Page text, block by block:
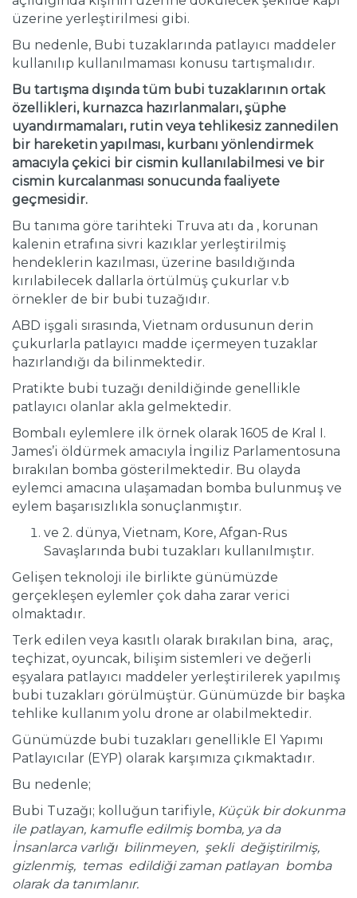
üzerine yerleştirilmesi gibi.
Bu nedenle, Bubi tuzaklarında patlayıcı maddeler
kullanılıp kullanılmaması konusu tartışmalıdır.
Bu tartışma dışında tüm bubi tuzaklarının ortak
özellikleri, kurnazca hazırlanmaları, şüphe
uyandırmamaları, rutin veya tehlikesiz zannedilen
bir hareketin yapılması, kurbanı yönlendirmek
amacıyla çekici bir cismin kullanılabilmesi ve bir
cismin kurcalanması sonucunda faaliyete
geçmesidir.
Bu tanıma göre tarihteki Truva atı da , korunan
kalenin etrafına sivri kazıklar yerleştirilmiş
hendeklerin kazılması, üzerine basıldığında
kırılabilecek dallarla örtülmüş çukurlar v.b
örnekler de bir bubi tuzağıdır.
ABD işgali sırasında, Vietnam ordusunun derin
çukurlarla patlayıcı madde içermeyen tuzaklar
hazırlandığı da bilinmektedir.
Pratikte bubi tuzağı denildiğinde genellikle
patlayıcı olanlar akla gelmektedir.
Bombalı eylemlere ilk örnek olarak 1605 de Kral I.
James’i öldürmek amacıyla İngiliz Parlamentosuna
bırakılan bomba gösterilmektedir. Bu olayda
eylemci amacına ulaşamadan bomba bulunmuş ve
eylem başarısızlıkla sonuçlanmıştır.
ve 2. dünya, Vietnam, Kore, Afgan-Rus
Savaşlarında bubi tuzakları kullanılmıştır.
Gelişen teknoloji ile birlikte günümüzde
gerçekleşen eylemler çok daha zarar verici
olmaktadır.
Terk edilen veya kasıtlı olarak bırakılan bina, araç,
teçhizat, oyuncak, bilişim sistemleri ve değerli
eşyalara patlayıcı maddeler yerleştirilerek yapılmış
bubi tuzakları görülmüştür. Günümüzde bir başka
tehlike kullanım yolu drone ar olabilmektedir.
Günümüzde bubi tuzakları genellikle El Yapımı
Patlayıcılar (EYP) olarak karşımıza çıkmaktadır.
Bu nedenle;
Bubi Tuzağı; kolluğun tarifiyle, Küçük bir dokunma
ile patlayan, kamufle edilmiş bomba, ya da
İnsanlarca varlığı bilinmeyen, şekli değiştirilmiş,
gizlenmiş, temas edildiği zaman patlayan bomba
olarak da tanımlanır.